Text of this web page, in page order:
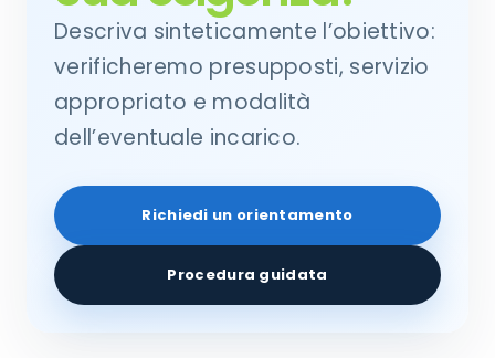
Descriva sinteticamente l’obiettivo:
verificheremo presupposti, servizio
appropriato e modalità
dell’eventuale incarico.
Richiedi un orientamento
Procedura guidata